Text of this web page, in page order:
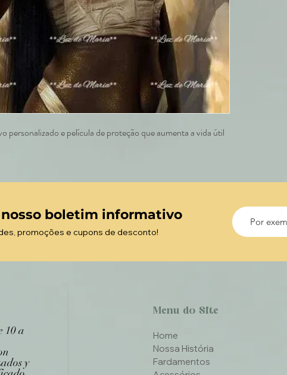
personalizado e película de proteção que aumenta a vida útil
boletim informativo
promoções e cupons de desconto!
10 a
y
Menu do Site
Home
Nossa História
Fardamentos